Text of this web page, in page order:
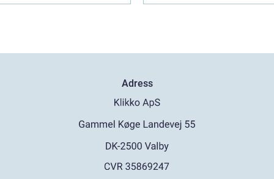
Adress